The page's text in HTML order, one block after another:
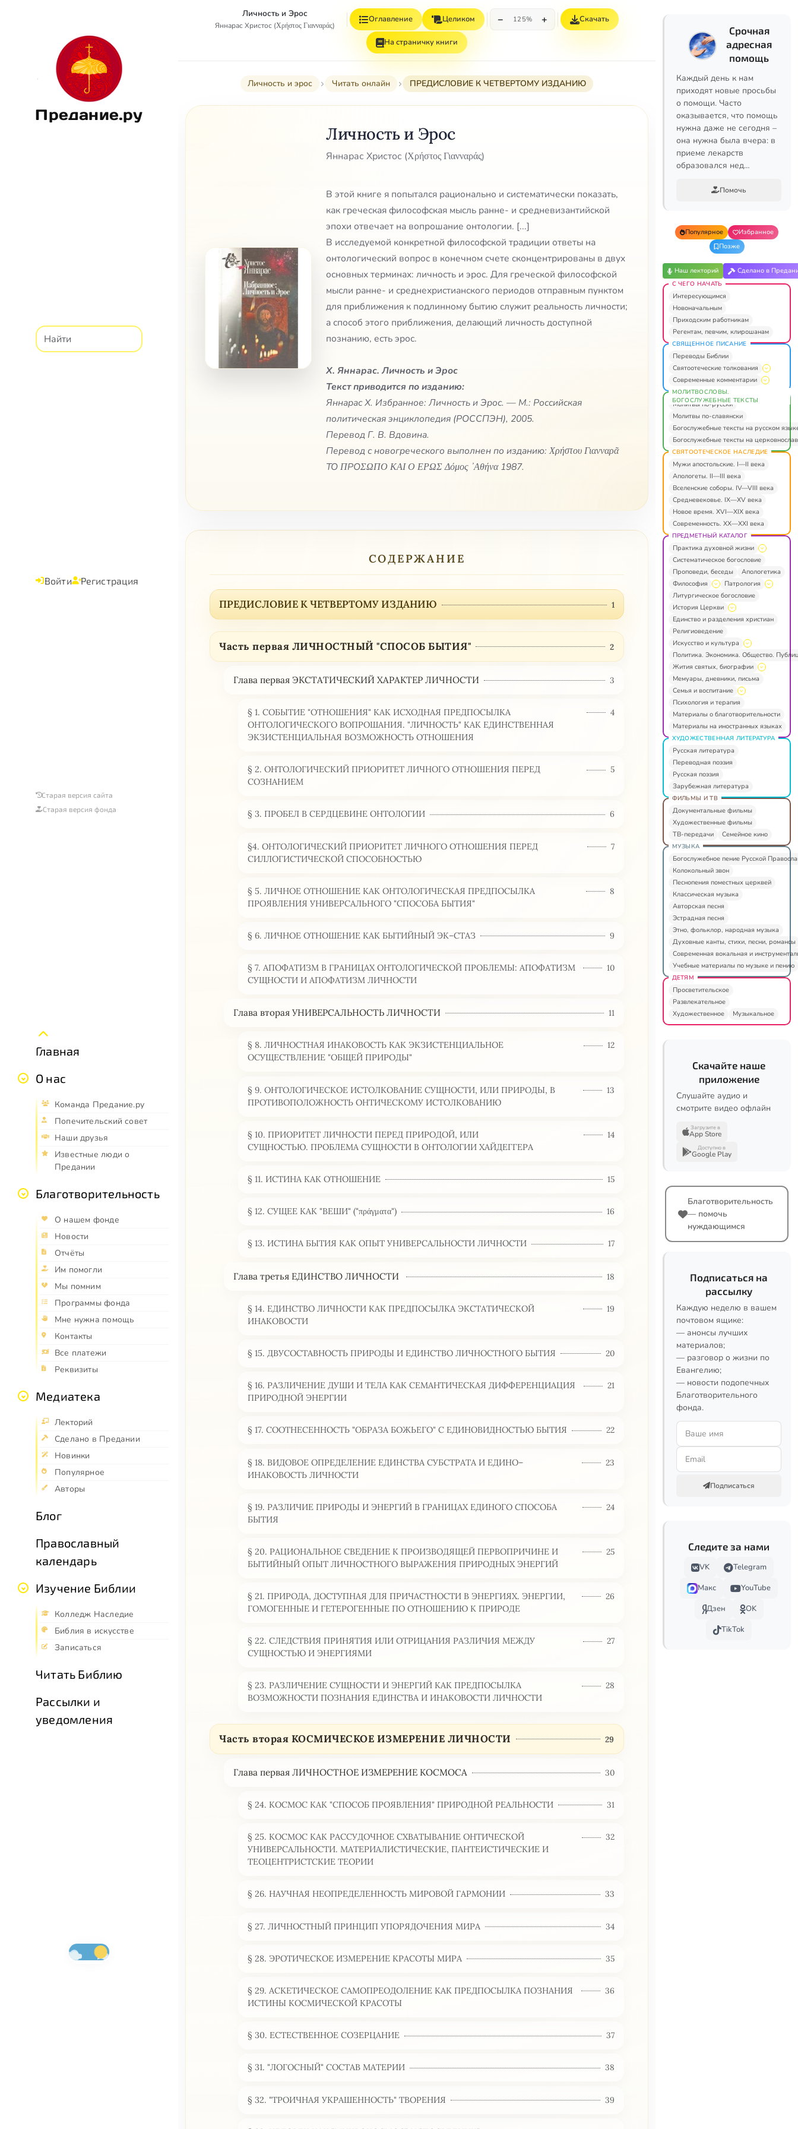
Предание.ру
Войти Регистрация
Старая версия сайта
Старая версия фонда
Главная
О нас
Команда Предание.ру
Попечительский совет
Наши друзья
Известные люди о
Предании
Благотворительность
О нашем фонде
Новости
Отчёты
Им помогли
Мы помним
Программы фонда
Мне нужна помощь
Контакты
Все платежи
Реквизиты
Медиатека
Лекторий
Сделано в Предании
Новинки
Популярное
Авторы
Блог
Православный
календарь
Изучение Библии
Колледж Наследие
Библия в искусстве
Записаться
Читать Библию
Рассылки и
уведомления
Личность и Эрос
Яннарас Христос (Χρήστος Γιανναράς)
Оглавление Целиком − 125% + Скачать
На страничку книги
Личность и эрос Читать онлайн ПРЕДИСЛОВИЕ К ЧЕТВЕРТОМУ ИЗДАНИЮ
Личность и Эрос
Яннарас Христос (Χρήστος Γιανναράς)
В этой книге я попытался рационально и систематически показать,
как греческая философская мысль ранне- и средневизантийской
эпохи отвечает на вопрошание онтологии. [...]
В исследуемой конкретной философской традиции ответы на
онтологический вопрос в конечном счете сконцентрированы в двух
основных терминах: личность и эрос. Для греческой философской
мысли ранне- и среднехристианского периодов отправным пунктом
для приближения к подлинному бытию служит реальность личности;
а способ этого приближения, делающий личность доступной
познанию, есть эрос.
Х. Яннарас. Личность и Эрос
Текст приводится по изданию:
Яннарас Х. Избранное: Личность и Эрос. — М.: Российская
политическая энциклопедия (РОССПЭН), 2005.
Перевод Г. В. Вдовина.
Перевод с новогреческого выполнен по изданию: Χρήστου Γιανναρᾶ
ТО ΠPOΣΩΠΟ ΚΑΙ Ο ΕΡΩΣ Δόμος ᾽Αθήνα 1987.
СОДЕРЖАНИЕ
ПРЕДИСЛОВИЕ К ЧЕТВЕРТОМУ ИЗДАНИЮ 1
Часть первая ЛИЧНОСТНЫЙ "СПОСОБ БЫТИЯ" 2
Глава первая ЭКСТАТИЧЕСКИЙ ХАРАКТЕР ЛИЧНОСТИ 3
§ 1. СОБЫТИЕ "ОТНОШЕНИЯ" КАК ИСХОДНАЯ ПРЕДПОСЫЛКА
ОНТОЛОГИЧЕСКОГО ВОПРОШАНИЯ. "ЛИЧНОСТЬ" КАК ЕДИНСТВЕННАЯ
ЭКЗИСТЕНЦИАЛЬНАЯ ВОЗМОЖНОСТЬ ОТНОШЕНИЯ
4
§ 2. ОНТОЛОГИЧЕСКИЙ ПРИОРИТЕТ ЛИЧНОГО ОТНОШЕНИЯ ПЕРЕД
СОЗНАНИЕМ
5
§ 3. ПРОБЕЛ В СЕРДЦЕВИНЕ ОНТОЛОГИИ 6
§4. ОНТОЛОГИЧЕСКИЙ ПРИОРИТЕТ ЛИЧНОГО ОТНОШЕНИЯ ПЕРЕД
СИЛЛОГИСТИЧЕСКОЙ СПОСОБНОСТЬЮ
7
§ 5. ЛИЧНОЕ ОТНОШЕНИЕ КАК ОНТОЛОГИЧЕСКАЯ ПРЕДПОСЫЛКА
ПРОЯВЛЕНИЯ УНИВЕРСАЛЬНОГО "СПОСОБА БЫТИЯ"
8
§ 6. ЛИЧНОЕ ОТНОШЕНИЕ КАК БЫТИЙНЫЙ ЭК–СТАЗ 9
§ 7. АПОФАТИЗМ В ГРАНИЦАХ ОНТОЛОГИЧЕСКОЙ ПРОБЛЕМЫ: АПОФАТИЗМ
СУЩНОСТИ И АПОФАТИЗМ ЛИЧНОСТИ
10
Глава вторая УНИВЕРСАЛЬНОСТЬ ЛИЧНОСТИ 11
§ 8. ЛИЧНОСТНАЯ ИНАКОВОСТЬ КАК ЭКЗИСТЕНЦИАЛЬНОЕ
ОСУЩЕСТВЛЕНИЕ "ОБЩЕЙ ПРИРОДЫ"
12
§ 9. ОНТОЛОГИЧЕСКОЕ ИСТОЛКОВАНИЕ СУЩНОСТИ, ИЛИ ПРИРОДЫ, В
ПРОТИВОПОЛОЖНОСТЬ ОНТИЧЕСКОМУ ИСТОЛКОВАНИЮ
13
§ 10. ПРИОРИТЕТ ЛИЧНОСТИ ПЕРЕД ПРИРОДОЙ, ИЛИ
СУЩНОСТЬЮ. ПРОБЛЕМА СУЩНОСТИ В ОНТОЛОГИИ ХАЙДЕГГЕРА
14
§ 11. ИСТИНА КАК ОТНОШЕНИЕ 15
§ 12. СУЩЕЕ КАК "ВЕШИ" ("πράγματα") 16
§ 13. ИСТИНА БЫТИЯ КАК ОПЫТ УНИВЕРСАЛЬНОСТИ ЛИЧНОСТИ 17
Глава третья ЕДИНСТВО ЛИЧНОСТИ 18
§ 14. ЕДИНСТВО ЛИЧНОСТИ КАК ПРЕДПОСЫЛКА ЭКСТАТИЧЕСКОЙ
ИНАКОВОСТИ
19
§ 15. ДВУСОСТАВНОСТЬ ПРИРОДЫ И ЕДИНСТВО ЛИЧНОСТНОГО БЫТИЯ 20
§ 16. РАЗЛИЧЕНИЕ ДУШИ И ТЕЛА КАК СЕМАНТИЧЕСКАЯ ДИФФЕРЕНЦИАЦИЯ
ПРИРОДНОЙ ЭНЕРГИИ
21
§ 17. СООТНЕСЕННОСТЬ "ОБРАЗА БОЖЬЕГО" С ЕДИНОВИДНОСТЬЮ БЫТИЯ 22
§ 18. ВИДОВОЕ ОПРЕДЕЛЕНИЕ ЕДИНСТВА СУБСТРАТА И ЕДИНО–
ИНАКОВОСТЬ ЛИЧНОСТИ
23
§ 19. РАЗЛИЧИЕ ПРИРОДЫ И ЭНЕРГИЙ В ГРАНИЦАХ ЕДИНОГО СПОСОБА
БЫТИЯ
24
§ 20. РАЦИОНАЛЬНОЕ СВЕДЕНИЕ К ПРОИЗВОДЯЩЕЙ ПЕРВОПРИЧИНЕ И
БЫТИЙНЫЙ ОПЫТ ЛИЧНОСТНОГО ВЫРАЖЕНИЯ ПРИРОДНЫХ ЭНЕРГИЙ
25
§ 21. ПРИРОДА, ДОСТУПНАЯ ДЛЯ ПРИЧАСТНОСТИ В ЭНЕРГИЯХ. ЭНЕРГИИ,
ГОМОГЕННЫЕ И ГЕТЕРОГЕННЫЕ ПО ОТНОШЕНИЮ К ПРИРОДЕ
26
§ 22. СЛЕДСТВИЯ ПРИНЯТИЯ ИЛИ ОТРИЦАНИЯ РАЗЛИЧИЯ МЕЖДУ
СУЩНОСТЬЮ И ЭНЕРГИЯМИ
27
§ 23. РАЗЛИЧЕНИЕ СУЩНОСТИ И ЭНЕРГИЙ КАК ПРЕДПОСЫЛКА
ВОЗМОЖНОСТИ ПОЗНАНИЯ ЕДИНСТВА И ИНАКОВОСТИ ЛИЧНОСТИ
28
Часть вторая КОСМИЧЕСКОЕ ИЗМЕРЕНИЕ ЛИЧНОСТИ 29
Глава первая ЛИЧНОСТНОЕ ИЗМЕРЕНИЕ КОСМОСА 30
§ 24. КОСМОС КАК "СПОСОБ ПРОЯВЛЕНИЯ" ПРИРОДНОЙ РЕАЛЬНОСТИ 31
§ 25. КОСМОС КАК РАССУДОЧНОЕ СХВАТЫВАНИЕ ОНТИЧЕСКОЙ
УНИВЕРСАЛЬНОСТИ. МАТЕРИАЛИСТИЧЕСКИЕ, ПАНТЕИСТИЧЕСКИЕ И
ТЕОЦЕНТРИСТСКИЕ ТЕОРИИ
32
§ 26. НАУЧНАЯ НЕОПРЕДЕЛЕННОСТЬ МИРОВОЙ ГАРМОНИИ 33
§ 27. ЛИЧНОСТНЫЙ ПРИНЦИП УПОРЯДОЧЕНИЯ МИРА 34
§ 28. ЭРОТИЧЕСКОЕ ИЗМЕРЕНИЕ КРАСОТЫ МИРА 35
§ 29. АСКЕТИЧЕСКОЕ САМОПРЕОДОЛЕНИЕ КАК ПРЕДПОСЫЛКА ПОЗНАНИЯ
ИСТИНЫ КОСМИЧЕСКОЙ КРАСОТЫ
36
§ 30. ЕСТЕСТВЕННОЕ СОЗЕРЦАНИЕ 37
§ 31. "ЛОГОСНЫЙ" СОСТАВ МАТЕРИИ 38
§ 32. "ТРОИЧНАЯ УКРАШЕННОСТЬ" ТВОРЕНИЯ 39
Срочная
адресная
помощь
Каждый день к нам
приходят новые просьбы
о помощи. Часто
оказывается, что помощь
нужна даже не сегодня –
она нужна была вчера: в
приеме лекарств
образовался нед…
Помочь
Популярное
Избранное
Позже
Наш лекторий Сделано в
С ЧЕГО НАЧАТЬ
Интересующимся
Новоначальным
Приходским работникам
Регентам, певчим, клирошанам
СВЯЩЕННОЕ ПИСАНИЕ
Переводы Библии
Святоотеческие толкования
Современные комментарии
МОЛИТВОСЛОВЫ.
БОГОСЛУЖЕБНЫЕ ТЕКСТЫ
Молитвы по-русски
Молитвы по-славянски
Богослужебные тексты на русском
Богослужебные тексты на
СВЯТООТЕЧЕСКОЕ НАСЛЕДИЕ
Мужи апостольские. I—II века
Апологеты. II—III века
Вселенские соборы. IV—VIII века
Средневековье. IX—XV века
Новое время. XVI—XIX века
Современность. XX—XXI века
ПРЕДМЕТНЫЙ КАТАЛОГ
Практика духовной жизни
Систематическое богословие
Проповеди, беседы
Апологетика
Философия
Патрология
Литургическое богословие
История Церкви
Единство и разделения христиан
Религиоведение
Искусство и культура
Политика. Экономика. Общество.
Жития святых, биографии
Мемуары, дневники, письма
Семья и воспитание
Психология и терапия
Материалы о благотворительности
Материалы на иностранных языках
ХУДОЖЕСТВЕННАЯ ЛИТЕРАТУРА
Русская литература
Переводная поэзия
Русская поэзия
Зарубежная литература
ФИЛЬМЫ И ТВ
Документальные фильмы
Художественные фильмы
ТВ-передачи
Семейное кино
МУЗЫКА
Богослужебное пение Русской
Колокольный звон
Песнопения поместных церквей
Классическая музыка
Авторская песня
Эстрадная песня
Этно, фольклор, народная музыка
Духовные канты, стихи, песни, романсы
Современная вокальная и
Учебные материалы по музыке и пению
ДЕТЯМ
Просветительское
Развлекательное
Художественное
Музыкальное
Скачайте наше
приложение
Слушайте аудио и
смотрите видео офлайн
Загрузите в
App Store
Доступно в
Google Play
Благотворительность
— помочь
нуждающимся
Подписаться на
рассылку
Каждую неделю в вашем
почтовом ящике:
— анонсы лучших
материалов;
— разговор о жизни по
Евангелию;
— новости подопечных
Благотворительного
фонда.
Подписаться
Следите за нами
VK
Telegram
Макс
YouTube
Дзен
OK
TikTok